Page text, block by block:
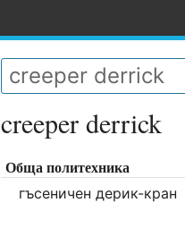
creeper derrick
Обща политехника
гъсеничен дерик-кран